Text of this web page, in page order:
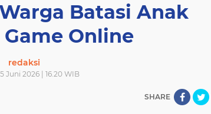
Batasi Anak
Online
redaksi
Juni 2026 | 16.20 WIB
SHARE